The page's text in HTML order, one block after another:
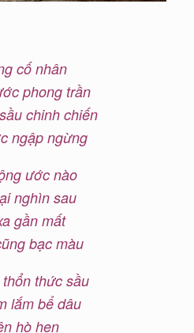
cố nhân
phong trần
chinh chiến
ngập ngừng
ước nào
nghìn sau
gần mất
bạc màu
thức sầu
lắm bể dâu
hò hẹn